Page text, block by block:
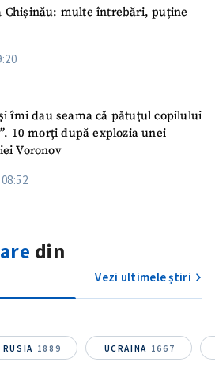
Chișinău: multe întrebări, puține
îmi dau seama că pătuțul copilului
10 morți după explozia unei
Voronov
din
Vezi ultimele știri
RUSIA 1889 UCRAINA 1667